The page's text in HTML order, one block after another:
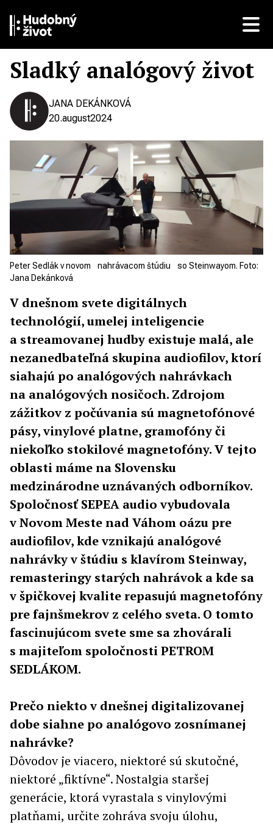
Sladký analógový život
JANA DEKÁNKOVÁ
20.august2024
Peter Sedlák v novom nahrávacom štúdiu so Steinwayom. Foto:
Jana Dekánková
V dnešnom svete digitálnych
technológií, umelej inteligencie
a streamovanej hudby existuje malá, ale
nezanedbateľná skupina audiofilov, ktorí
siahajú po analógových nahrávkach
na analógových nosičoch. Zdrojom
zážitkov z počúvania sú magnetofónové
pásy, vinylové platne, gramofóny či
niekoľko stokilové magnetofóny. V tejto
oblasti máme na Slovensku
medzinárodne uznávaných odborníkov.
Spoločnosť SEPEA audio vybudovala
v Novom Meste nad Váhom oázu pre
audiofilov, kde vznikajú analógové
nahrávky v štúdiu s klavírom Steinway,
remasteringy starých nahrávok a kde sa
v špičkovej kvalite repasujú magnetofóny
pre fajnšmekrov z celého sveta. O tomto
fascinujúcom svete sme sa zhovárali
s majiteľom spoločnosti PETROM
SEDLÁKOM.
Prečo niekto v dnešnej digitalizovanej
dobe siahne po analógovo zosnímanej
nahrávke?
Dôvodov je viacero, niektoré sú skutočné,
niektoré „fiktívne“. Nostalgia staršej
generácie, ktorá vyrastala s vinylovými
platňami, určite zohráva svoju úlohu,